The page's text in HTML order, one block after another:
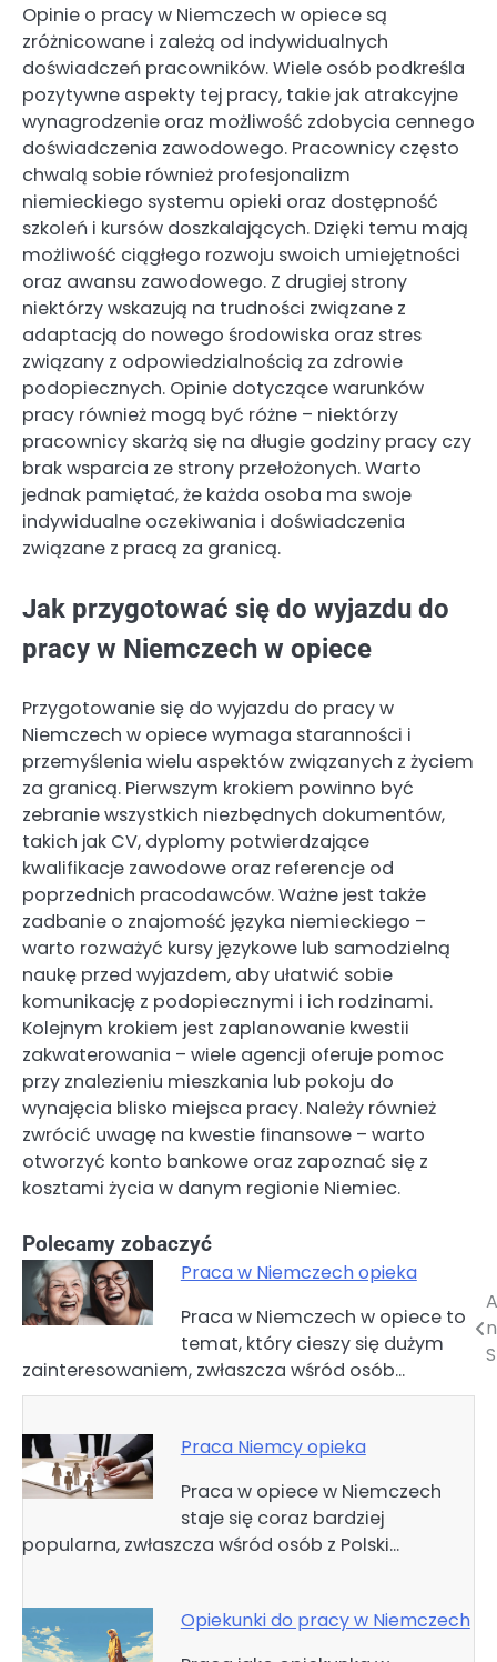
Opinie o pracy w Niemczech w opiece są
zróżnicowane i zależą od indywidualnych
doświadczeń pracowników. Wiele osób podkreśla
pozytywne aspekty tej pracy, takie jak atrakcyjne
wynagrodzenie oraz możliwość zdobycia cennego
doświadczenia zawodowego. Pracownicy często
chwalą sobie również profesjonalizm
niemieckiego systemu opieki oraz dostępność
szkoleń i kursów doszkalających. Dzięki temu mają
możliwość ciągłego rozwoju swoich umiejętności
oraz awansu zawodowego. Z drugiej strony
niektórzy wskazują na trudności związane z
adaptacją do nowego środowiska oraz stres
związany z odpowiedzialnością za zdrowie
podopiecznych. Opinie dotyczące warunków
pracy również mogą być różne – niektórzy
pracownicy skarżą się na długie godziny pracy czy
brak wsparcia ze strony przełożonych. Warto
jednak pamiętać, że każda osoba ma swoje
indywidualne oczekiwania i doświadczenia
związane z pracą za granicą.
Jak przygotować się do wyjazdu do
pracy w Niemczech w opiece
Przygotowanie się do wyjazdu do pracy w
Niemczech w opiece wymaga staranności i
przemyślenia wielu aspektów związanych z życiem
za granicą. Pierwszym krokiem powinno być
zebranie wszystkich niezbędnych dokumentów,
takich jak CV, dyplomy potwierdzające
kwalifikacje zawodowe oraz referencje od
poprzednich pracodawców. Ważne jest także
zadbanie o znajomość języka niemieckiego –
warto rozważyć kursy językowe lub samodzielną
naukę przed wyjazdem, aby ułatwić sobie
komunikację z podopiecznymi i ich rodzinami.
Kolejnym krokiem jest zaplanowanie kwestii
zakwaterowania – wiele agencji oferuje pomoc
przy znalezieniu mieszkania lub pokoju do
wynajęcia blisko miejsca pracy. Należy również
zwrócić uwagę na kwestie finansowe – warto
otworzyć konto bankowe oraz zapoznać się z
kosztami życia w danym regionie Niemiec.
Polecamy zobaczyć
Praca w Niemczech opieka
Praca w Niemczech w opiece to
temat, który cieszy się dużym
zainteresowaniem, zwłaszcza wśród osób…
Praca Niemcy opieka
Praca w opiece w Niemczech
staje się coraz bardziej
popularna, zwłaszcza wśród osób z Polski…
Opiekunki do pracy w Niemczech
Nawigacja